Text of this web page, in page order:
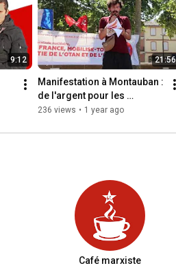
communiste.fr/
9:12 21:56
Manifestation à Montauban :
de l'argent pour les
salaires, pas pour la guerre
236 views • 1 year ago
Café marxiste